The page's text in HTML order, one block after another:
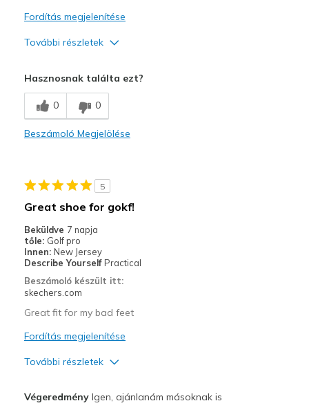
Fordítás megjelenítése
További részletek
Durable
Width
Feels true to width
Sizing
Feels true to size
Hasznosnak találta ezt?
0 0
Beszámoló Megjelölése
5
Great shoe for gokf!
Beküldve 7 napja
tőle: Golf pro
Innen: New Jersey
Describe Yourself Practical
Beszámoló készült itt:
skechers.com
Great fit for my bad feet
Fordítás megjelenítése
További részletek
VégeredményIgen, ajánlanám másoknak is